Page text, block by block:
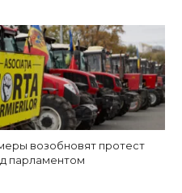
возобновят протест
парламентом